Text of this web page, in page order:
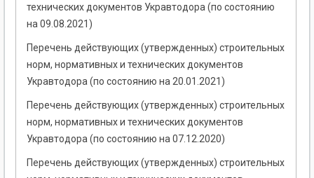
технических документов Укравтодора (по состоянию
на 09.08.2021)
Перечень действующих (утвержденных) строительных
норм, нормативных и технических документов
Укравтодора (по состоянию на 20.01.2021)
Перечень действующих (утвержденных) строительных
норм, нормативных и технических документов
Укравтодора (по состоянию на 07.12.2020)
Перечень действующих (утвержденных) строительных